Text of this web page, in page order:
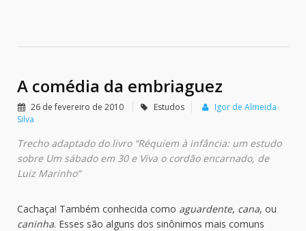
A comédia da embriaguez
26 de fevereiro de 2010 Estudos
Igor de Almeida
Silva
Trecho adaptado do livro “Réquiem à infância: um estudo
sobre Um sábado em 30 e Viva o cordão encarnado, de
Luiz Marinho”
Cachaça! Também conhecida como aguardente, cana, ou
caninha. Esses são alguns dos sinônimos mais comuns